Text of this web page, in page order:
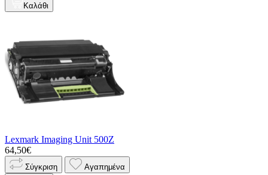
Καλάθι
Lexmark Imaging Unit 500Z
64,50€
Σύγκριση Αγαπημένα